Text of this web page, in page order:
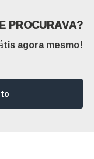
PROCURAVA?
agora mesmo!